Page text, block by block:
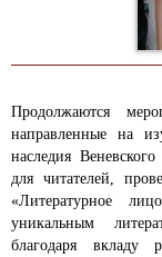
Продолжаются
направленные на
наследия
для читателей,
«Литературное
уникальным
благодаря вкладу